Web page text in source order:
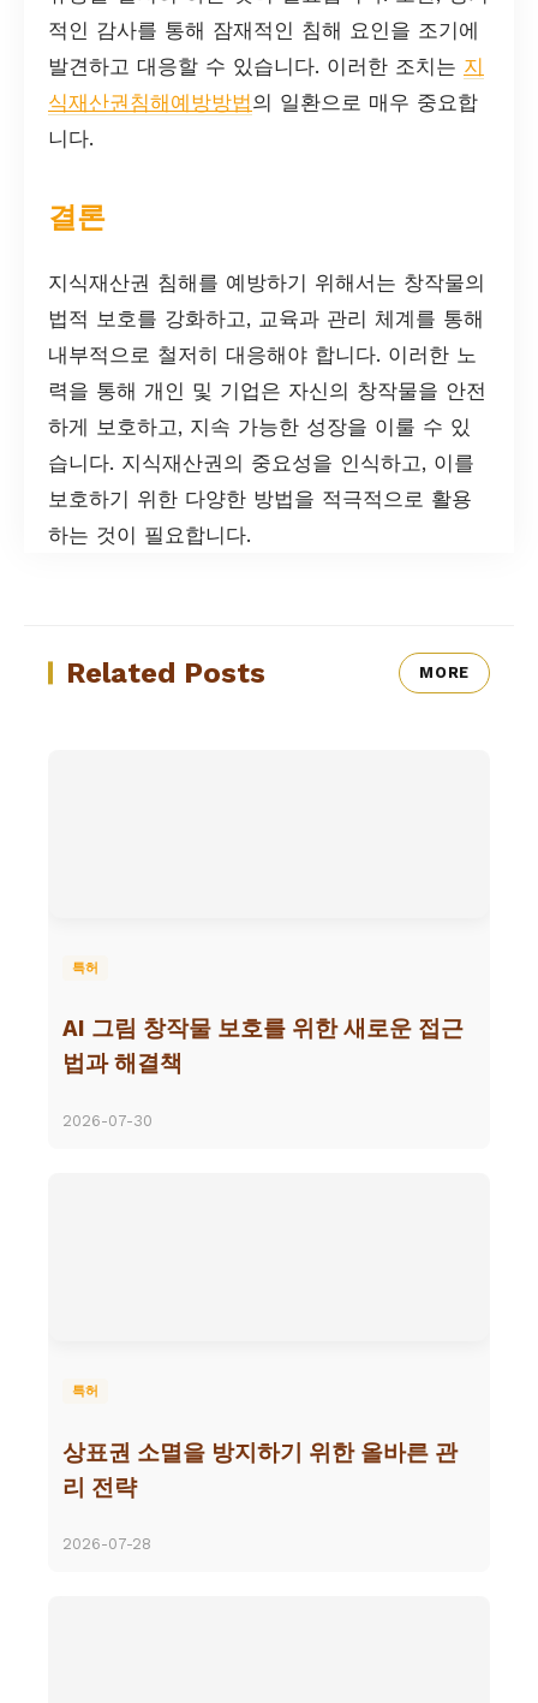
적인 감사를 통해 잠재적인 침해 요인을 조기에
발견하고 대응할 수 있습니다. 이러한 조치는 지
식재산권침해예방방법의 일환으로 매우 중요합
니다.
결론
지식재산권 침해를 예방하기 위해서는 창작물의
법적 보호를 강화하고, 교육과 관리 체계를 통해
내부적으로 철저히 대응해야 합니다. 이러한 노
력을 통해 개인 및 기업은 자신의 창작물을 안전
하게 보호하고, 지속 가능한 성장을 이룰 수 있
습니다. 지식재산권의 중요성을 인식하고, 이를
보호하기 위한 다양한 방법을 적극적으로 활용
하는 것이 필요합니다.
Related Posts MORE
특허
AI 그림 창작물 보호를 위한 새로운 접근
법과 해결책
2026-07-30
특허
상표권 소멸을 방지하기 위한 올바른 관
리 전략
2026-07-28